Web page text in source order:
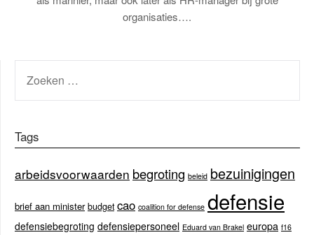
organisaties….
NAAR:
Tags
arbeidsvoorwaarden begroting beleid bezuinigingen
brief aan minister budget cao coalition for defense defensie
defensiebegroting defensiepersoneel Eduard van Brakel europa f16